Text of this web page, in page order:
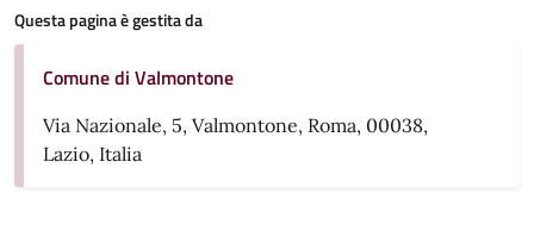
Questa pagina è gestita da
Comune di Valmontone
Via Nazionale, 5, Valmontone, Roma, 00038,
Lazio, Italia